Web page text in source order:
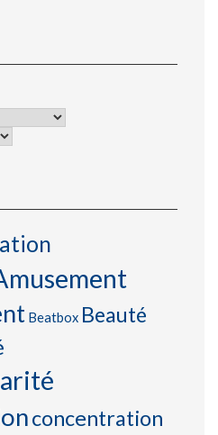
Beatbox Beauté
concentration